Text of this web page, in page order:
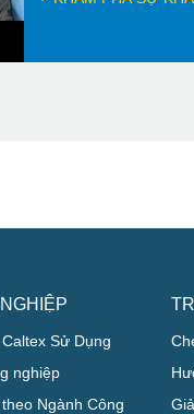
Sử Dụng
nghiệp
Ngành Công